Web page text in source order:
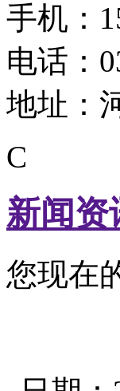
手机：
电话：
地址：
C
新闻资
您现在